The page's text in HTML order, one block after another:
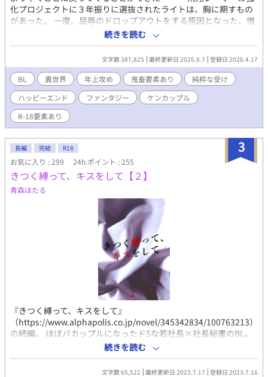
化プロジェクトに３年振りに選抜されたライトは、胸に期すもの
があった。 一度、屈辱のドロップアウトをする原因となった、憎
きライバル…ウェスタニア国のカーグと決着をつける！そして自
らこそが天空レースの覇者だと、奴にも、世間にも知らしめるの
だ！ 剣と魔法とモンスターのいる異世界での、競技ものになりま
す。主人公たちはまだプロになる一歩手前のセミプロという立場
で、厳しい訓練のため寄宿舎で共同生活を営んでいます。 最初は
鬼畜✕純粋なアホの子という感じで始まりますが、最終的には頭
お花畑のバカップルになっていく予定です。 ＊R18要素有りのた
め、ご注意を！ 応援していただけると嬉しいです！
続きを読む
文字数 387,825 最終更新日 2026.8.7 登録日 2026.4.17
BL 異世界 年上攻め 鬼畜要素あり
純粋な受け
ハッピーエンド
ファンタジー
ケンカップル
R-18要素あり
3
長編 完結 R18
お気に入り : 299 24h.ポイント : 255
きつく縛って、キスをして【２】
青森ほたる
『きつく縛って、キスをして』
（https://www.alphapolis.co.jp/novel/345342834/100763213）
の続編。 ほぼバカップルになったドSな若社長×社長秘書のBL。
相変わらず、お仕置きのぺんぺんあり、緊縛、フィギング、浣
腸、などアブノーマルプレイあり。なんでも大丈夫な人向け。 続
編の３を書き始めました。
続きを読む
文字数 65,522 最終更新日 2023.7.17 登録日 2023.7.16